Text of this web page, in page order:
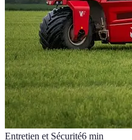
Entretien et Sécurité6 min